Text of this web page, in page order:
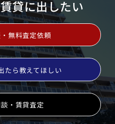
貸に出したい
無料査定依頼
たら教えてほしい
・賃貸査定